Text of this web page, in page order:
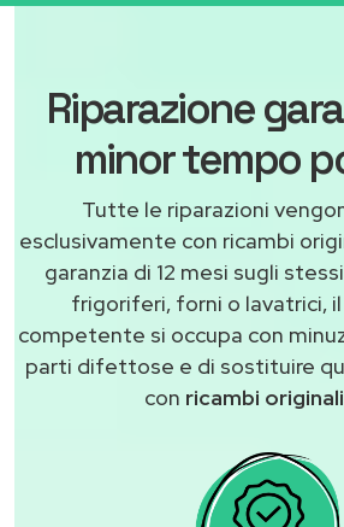
Riparazione
minor tempo
Tutte le riparazioni
esclusivamente con ricambi
garanzia di 12 mesi sugli
frigoriferi, forni o lavatrici,
competente si occupa con
parti difettose e di sostituire
con ricambi